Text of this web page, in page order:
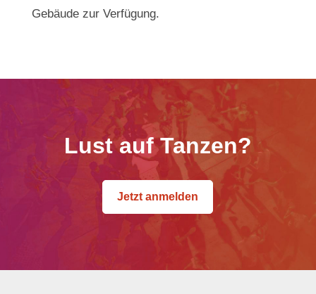
Gebäude zur Verfügung.
Lust auf Tanzen?
Jetzt anmelden